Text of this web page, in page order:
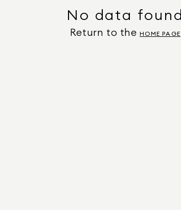
No data found
Return to the HOME PAGE